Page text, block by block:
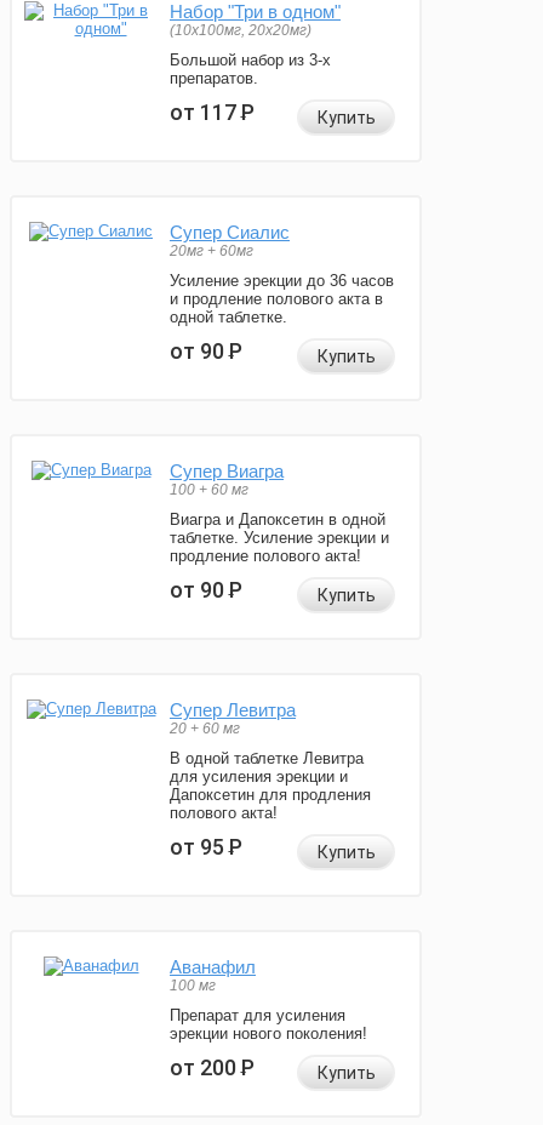
Набор "Три в одном"
(10x100мг, 20x20мг)
Большой набор из 3-х
препаратов.
от 117Р Купить
Супер Сиалис
20мг + 60мг
Усиление эрекции до 36 часов
и продление полового акта в
одной таблетке.
от 90Р Купить
Супер Виагра
100 + 60 мг
Виагра и Дапоксетин в одной
таблетке. Усиление эрекции и
продление полового акта!
от 90Р Купить
Супер Левитра
20 + 60 мг
В одной таблетке Левитра
для усиления эрекции и
Дапоксетин для продления
полового акта!
от 95Р Купить
Аванафил
100 мг
Препарат для усиления
эрекции нового поколения!
от 200Р Купить